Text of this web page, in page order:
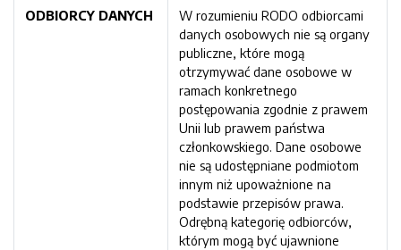
ODBIORCY DANYCH
W rozumieniu RODO odbiorcami
danych osobowych nie są organy
publiczne, które mogą
otrzymywać dane osobowe w
ramach konkretnego
postępowania zgodnie z prawem
Unii lub prawem państwa
członkowskiego. Dane osobowe
nie są udostępniane podmiotom
innym niż upoważnione na
podstawie przepisów prawa.
Odrębną kategorię odbiorców,
którym mogą być ujawnione